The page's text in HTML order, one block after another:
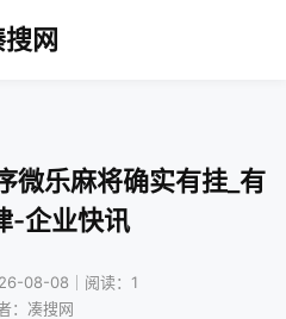
网
微乐麻将确实有挂_有
-企业快讯
08-08｜阅读：1
：凑搜网